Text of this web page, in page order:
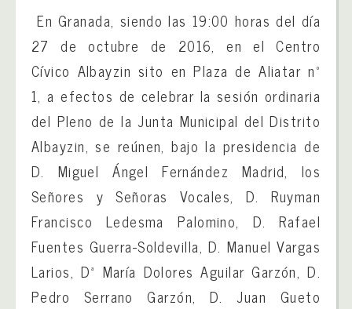
En Granada, siendo las 19:00 horas del día
27 de octubre de 2016, en el Centro
Cívico Albayzin sito en Plaza de Aliatar nº
1, a efectos de celebrar la sesión ordinaria
del Pleno de la Junta Municipal del Distrito
Albayzin, se reúnen, bajo la presidencia de
D. Miguel Ángel Fernández Madrid, los
Señores y Señoras Vocales, D. Ruyman
Francisco Ledesma Palomino, D. Rafael
Fuentes Guerra-Soldevilla, D. Manuel Vargas
Larios, Dª María Dolores Aguilar Garzón, D.
Pedro Serrano Garzón, D. Juan Gueto